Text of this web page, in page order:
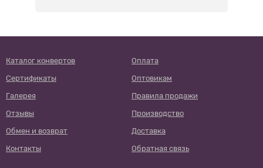
Каталог конвертов
Оплата
Сертификаты
Оптовикам
Галерея
Правила продажи
Отзывы
Производство
Обмен и возврат
Доставка
Контакты
Обратная связь